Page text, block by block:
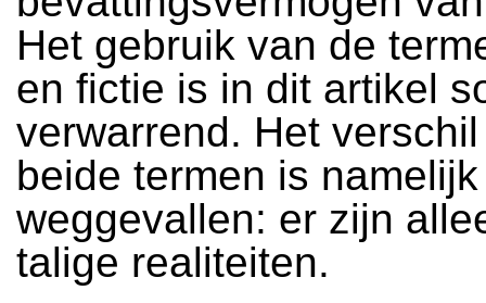
Het gebruik van de
en fictie is in dit artikel
verwarrend. Het
beide termen is namelijk
weggevallen: er zijn
talige realiteiten.